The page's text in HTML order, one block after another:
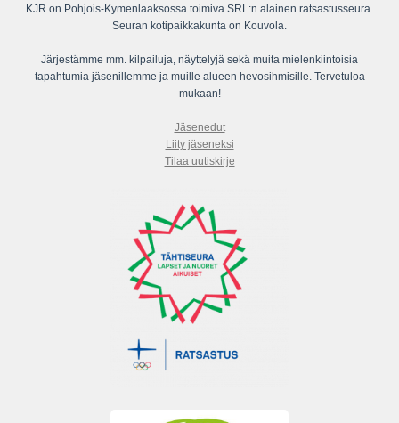
KJR on Pohjois-Kymenlaaksossa toimiva SRL:n alainen ratsastusseura.
Seuran kotipaikkakunta on Kouvola.
Järjestämme mm. kilpailuja, näyttelyjä sekä muita mielenkiintoisia
tapahtumia jäsenillemme ja muille alueen hevosihmisille. Tervetuloa
mukaan!
Jäsenedut
Liity jäseneksi
Tilaa uutiskirje